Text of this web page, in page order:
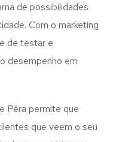
de possibilidades
Com o marketing
de testar e
desempenho em
Pêra permite que
que veem o seu